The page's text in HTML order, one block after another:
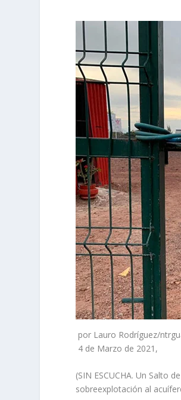
por Lauro Rodríguez/
4 de Marzo de 2021,
(SIN ESCUCHA. Un Salto
sobreexplotación al